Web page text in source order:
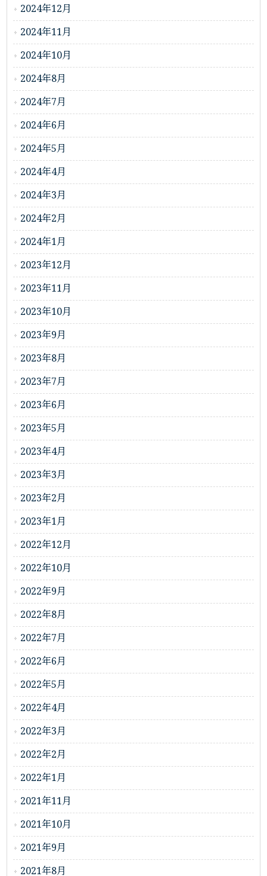
2024年12月
2024年11月
2024年10月
2024年8月
2024年7月
2024年6月
2024年5月
2024年4月
2024年3月
2024年2月
2024年1月
2023年12月
2023年11月
2023年10月
2023年9月
2023年8月
2023年7月
2023年6月
2023年5月
2023年4月
2023年3月
2023年2月
2023年1月
2022年12月
2022年10月
2022年9月
2022年8月
2022年7月
2022年6月
2022年5月
2022年4月
2022年3月
2022年2月
2022年1月
2021年11月
2021年10月
2021年9月
2021年8月